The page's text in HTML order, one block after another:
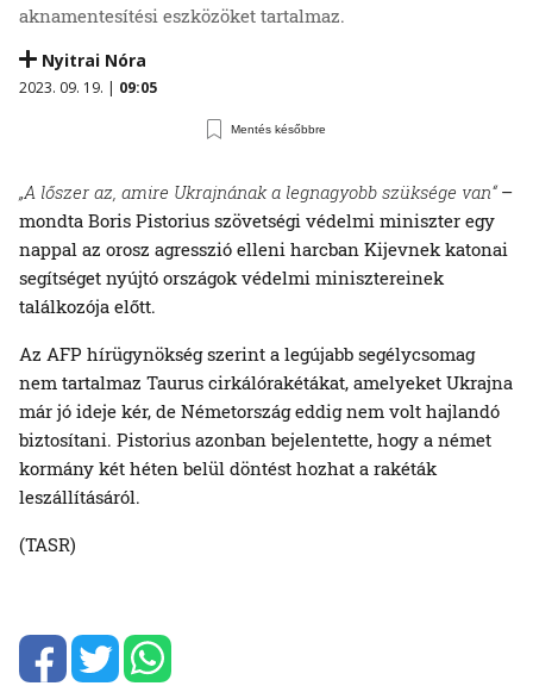
aknamentesítési eszközöket tartalmaz.
Nyitrai Nóra
2023. 09. 19. | 09:05
Mentés későbbre
„A lőszer az, amire Ukrajnának a legnagyobb szüksége van“–
mondta Boris Pistorius szövetségi védelmi miniszter egy
nappal az orosz agresszió elleni harcban Kijevnek katonai
segítséget nyújtó országok védelmi minisztereinek
találkozója előtt.
Az AFP hírügynökség szerint a legújabb segélycsomag
nem tartalmaz Taurus cirkálórakétákat, amelyeket Ukrajna
már jó ideje kér, de Németország eddig nem volt hajlandó
biztosítani. Pistorius azonban bejelentette, hogy a német
kormány két héten belül döntést hozhat a rakéták
leszállításáról.
(TASR)